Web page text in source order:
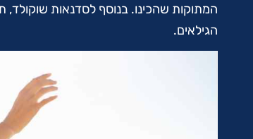
המתוקות שהכינו. בנוסף לסדנאות שוקולד,
הגילאים.